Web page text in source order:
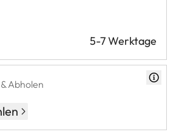
5-7 Werktage
Abholen